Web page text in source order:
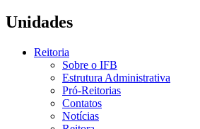
Unidades
Reitoria
Sobre o IFB
Estrutura Administrativa
Pró-Reitorias
Contatos
Notícias